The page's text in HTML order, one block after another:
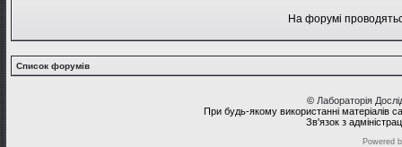
На форумі
Список форумів
© Лабораторія
При будь-якому використанні матеріалів
Зв'язок з
Powered